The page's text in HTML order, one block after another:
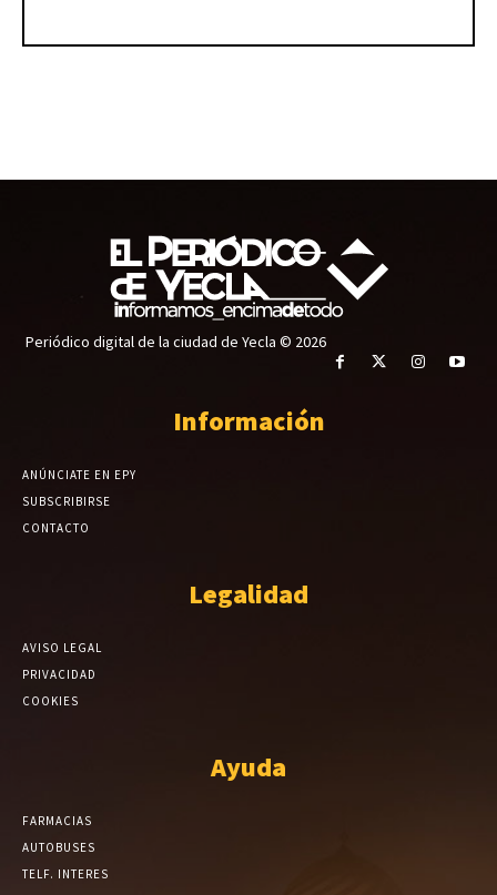
Periódico digital de la ciudad de Yecla © 2026
Información
ANÚNCIATE EN EPY
SUBSCRIBIRSE
CONTACTO
Legalidad
AVISO LEGAL
PRIVACIDAD
COOKIES
Ayuda
FARMACIAS
AUTOBUSES
TELF. INTERES